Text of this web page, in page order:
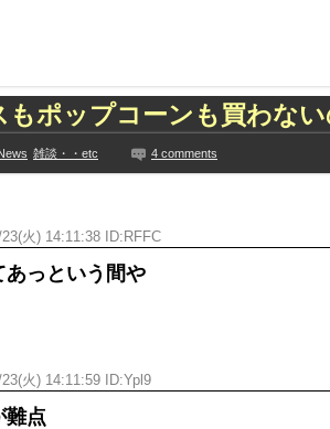
保史緒里と中村麗...
挑戦‼
総括を踏まえ、適...
咲遥】
させない方法教え...
ラのライバルに...
【冷蔵庫で2
中国「台風
もポップコーンも買わな
雑談・・etc 4 comments
火) 14:11:38 ID:RFFC
あっという間や
火) 14:11:59 ID:Ypl9
難点